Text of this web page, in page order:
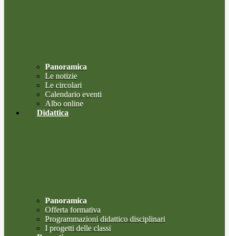
Panoramica
Le notizie
Le circolari
Calendario eventi
Albo online
Didattica
Panoramica
Offerta formativa
Programmazioni didattico disciplinari
I progetti delle classi